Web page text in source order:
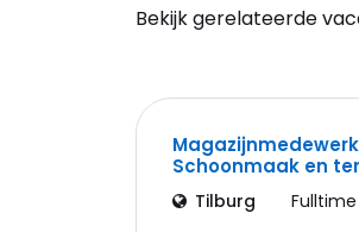
Bekijk gerelateerde
Schoonmaak en
Tilburg Fulltime